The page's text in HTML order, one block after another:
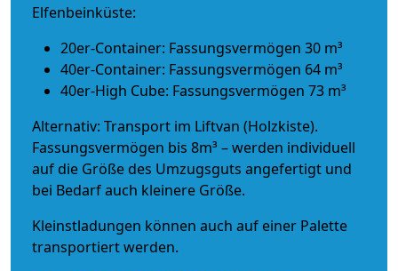
Elfenbeinküste:
20er-Container: Fassungsvermögen 30 m³
40er-Container: Fassungsvermögen 64 m³
40er-High Cube: Fassungsvermögen 73 m³
Alternativ: Transport im Liftvan (Holzkiste).
Fassungsvermögen bis 8m³ – werden individuell
auf die Größe des Umzugsguts angefertigt und
bei Bedarf auch kleinere Größe.
Kleinstladungen können auch auf einer Palette
transportiert werden.